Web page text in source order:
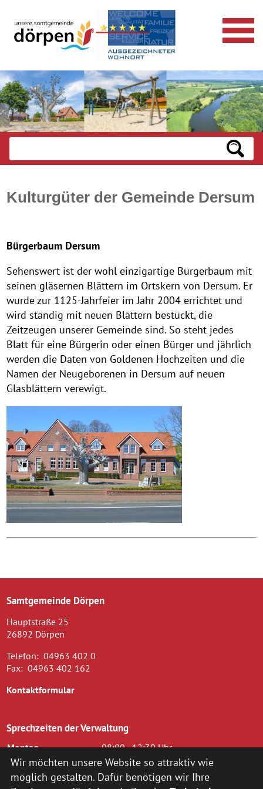
Kulturgüter der Gemeinde Dersum
Bürgerbaum Dersum
Sehenswert ist der wohl einzigartige Bürgerbaum mit
seinen gläsernen Blättern im Ortskern von Dersum. Er
wurde zur 1125-Jahrfeier im Jahr 2004 errichtet und
wird ständig mit neuen Blättern bestückt, die
Zeitzeugen unserer Gemeinde sind. So steht jedes
Blatt für eine Bürgerin oder einen Bürger und jährlich
werden die Daten von Goldenen Hochzeiten und die
Namen der Neugeborenen in Dersum auf neuen
Glasblättern verewigt.
Samtgemeinde Dörpen
Hauptstraße 25
26892 Dörpen
Telefon: 04963 402 0
Fax: 04963 402 162
Kontaktformular
Sprechzeiten der Verwaltung
Montag
08:00 - 12:30 Uhr
Dienstag
08.00 - 12.30 Uhr und 14.00 - 16.00
Uhr
Mittwoch
08.00 - 12.30 Uhr
Wir möchten unsere Website so attraktiv wie
möglich gestalten. Dafür benötigen wir Ihre